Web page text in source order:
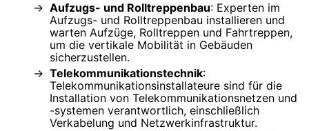
Aufzugs- und Rolltreppenbau: Experten im
Aufzugs- und Rolltreppenbau installieren und
warten Aufzüge, Rolltreppen und Fahrtreppen,
um die vertikale Mobilität in Gebäuden
sicherzustellen.
Telekommunikationstechnik:
Telekommunikationsinstallateure sind für die
Installation von Telekommunikationsnetzen und
-systemen verantwortlich, einschließlich
Verkabelung und Netzwerkinfrastruktur.